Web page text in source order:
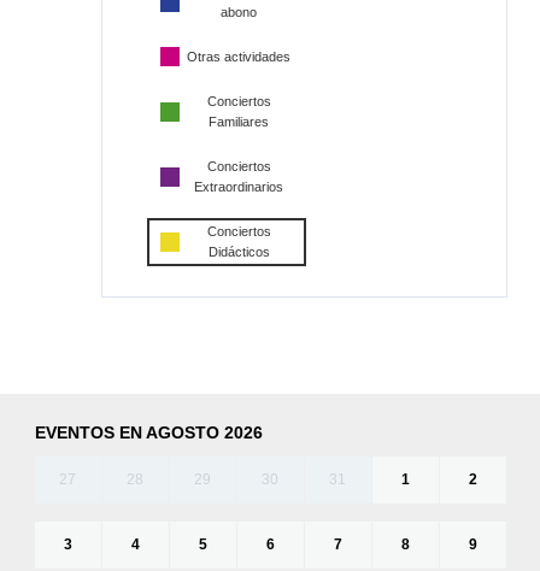
abono
Otras actividades
Conciertos
Familiares
Conciertos
Extraordinarios
Conciertos
Didácticos
EVENTOS EN AGOSTO 2026
27 28 29 30 31 1 2
3 4 5 6 7 8 9